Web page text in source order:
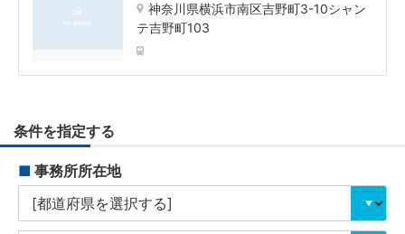
神奈川県横浜市南区吉野町3-10シャン
テ吉野町103
条件を指定する
■ 事務所所在地